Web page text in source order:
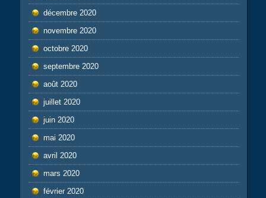
décembre 2020
novembre 2020
octobre 2020
septembre 2020
août 2020
juillet 2020
juin 2020
mai 2020
avril 2020
mars 2020
février 2020